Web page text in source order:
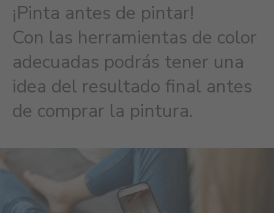
¡Pinta antes de pintar!
Con las herramientas de color
adecuadas podrás tener una
idea del resultado final antes
de comprar la pintura.